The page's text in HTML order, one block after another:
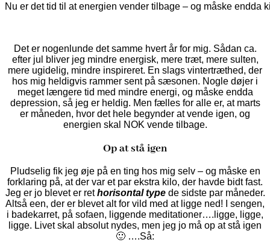
Nu er det tid til at energien vender tilbage – og måske endda
Det er nogenlunde det samme hvert år for mig. Sådan ca.
efter jul bliver jeg mindre energisk, mere træt, mere sulten,
mere ugidelig, mindre inspireret. En slags vintertræthed, der
hos mig heldigvis rammer sent på sæsonen. Nogle døjer i
meget længere tid med mindre energi, og måske endda
depression, så jeg er heldig. Men fælles for alle er, at marts
er måneden, hvor det hele begynder at vende igen, og
energien skal NOK vende tilbage.
Op at stå igen
Pludselig fik jeg øje på en ting hos mig selv – og måske en
forklaring på, at der var et par ekstra kilo, der havde bidt fast.
Jeg er jo blevet er rethorisontal typede sidste par måneder.
Altså een, der er blevet alt for vild med at ligge ned! I sengen,
i badekarret, på sofaen, liggende meditationer….ligge, ligge,
ligge. Livet skal absolut nydes, men jeg jo må op at stå igen
🙂 ….Så: